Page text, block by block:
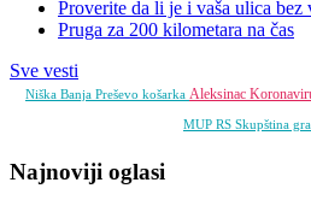
Proverite da li je i vaša ulica bez
Pruga za 200 kilometara na čas
Sve vesti
Niška Banja Preševo košarka Aleksinac
MUP RS Skupština
Najnoviji oglasi